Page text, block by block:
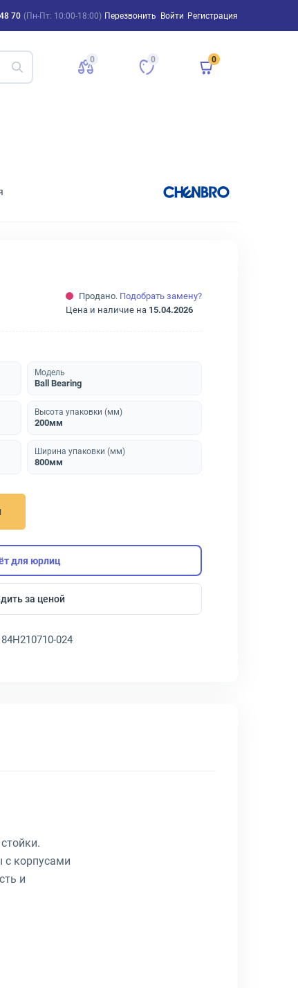
70 (Пн-Пт: 10:00-18:00) Перезвонить Войти Регистрация
0 0 0
Продано. Подобрать замену?
Цена и наличие на 15.04.2026
Модель
Ball Bearing
Высота упаковки (мм)
200мм
Ширина упаковки (мм)
800мм
для юрлиц
за ценой
024
корпусами
и